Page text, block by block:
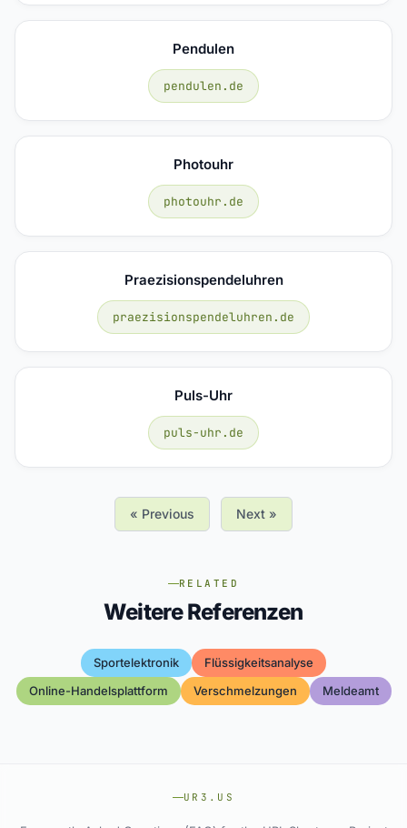
Pendulen
pendulen.de
Photouhr
photouhr.de
Praezisionspendeluhren
praezisionspendeluhren.de
Puls-Uhr
puls-uhr.de
« Previous Next »
RELATED
Weitere Referenzen
Sportelektronik
Flüssigkeitsanalyse
Online-Handelsplattform
Verschmelzungen Meldeamt
UR3.US